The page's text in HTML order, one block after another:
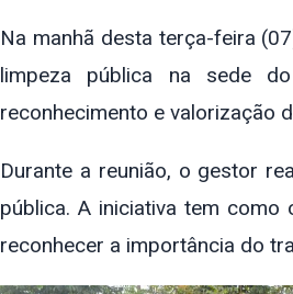
Na manhã desta terça-feira
limpeza pública na sede
reconhecimento e valorização
Durante a reunião, o gestor
pública. A iniciativa tem
reconhecer a importância do